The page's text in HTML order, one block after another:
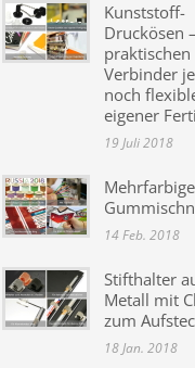
Kunststoff-
Druckösen
praktischen
Verbinder
noch
eigener
19 Juli 2018
Mehrfarbige
14 Feb. 2018
Stifthalter
Metall mit
zum
18 Jan. 2018